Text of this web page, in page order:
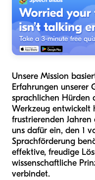
Unsere Mission
Erfahrungen unserer
sprachlichen Hürden
Werkzeug entwickelt
frustrierenden
uns dafür ein, den 1
Sprachförderung
effektive, freudige
wissenschaftliche
verbindet.